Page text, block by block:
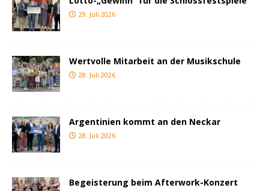
29. Juli 2026
Wertvolle Mitarbeit an der Musikschule
28. Juli 2026
Argentinien kommt an den Neckar
28. Juli 2026
Begeisterung beim Afterwork-Konzert